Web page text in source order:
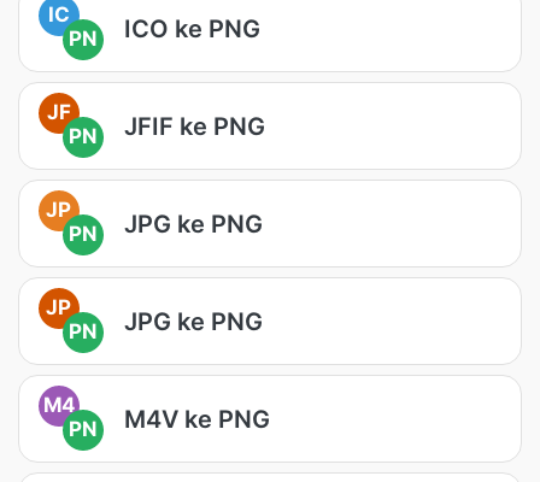
IC
PN
ICO ke PNG
JF
PN
JFIF ke PNG
JP
PN
JPG ke PNG
JP
PN
JPG ke PNG
M4
PN
M4V ke PNG